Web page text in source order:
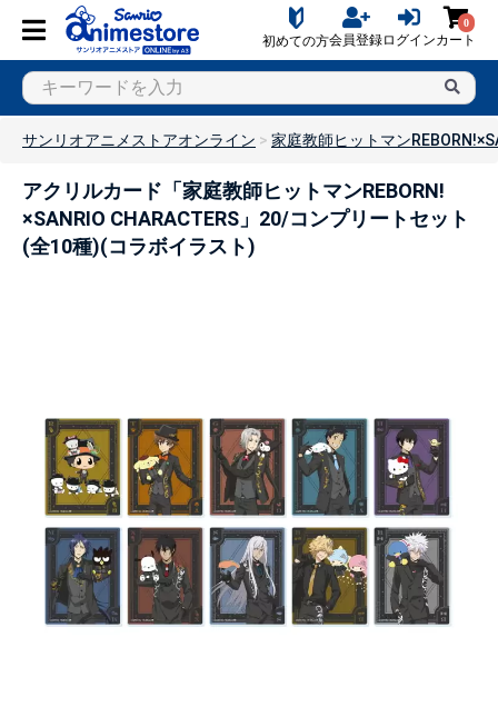
初めての方会員登録ログイン
0
カート
サンリオアニメストアオンライン 家庭教師ヒットマン
アクリルカード「家庭教師ヒットマンREBORN!
×SANRIO CHARACTERS」20/コンプリートセット
(全10種)(コラボイラスト)